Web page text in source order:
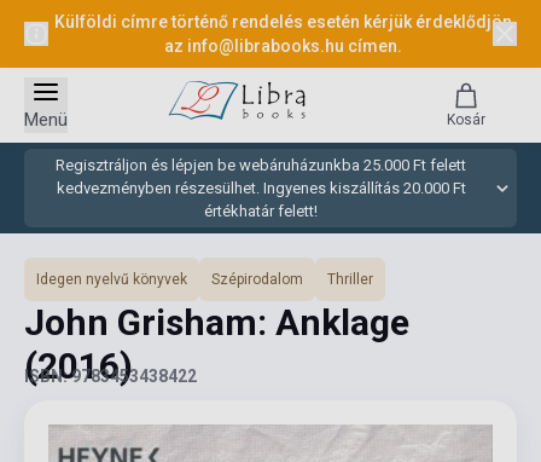
Külföldi címre történő rendelés esetén kérjük érdeklődjön
az info@librabooks.hu címen.
Regisztráljon és lépjen be webáruházunkba 25.000 Ft felett
kedvezményben részesülhet. Ingyenes kiszállítás 20.000 Ft
értékhatár felett!
Menü Kosár
Idegen nyelvű könyvek Szépirodalom Thriller
John Grisham: Anklage
(2016)
ISBN: 9783453438422